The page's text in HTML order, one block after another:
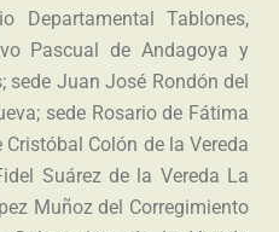
Departamental Tablones,
Pascual de Andagoya y
sede Juan José Rondón del
sede Rosario de Fátima
Colón de la Vereda
Suárez de la Vereda La
Muñoz del Corregimiento